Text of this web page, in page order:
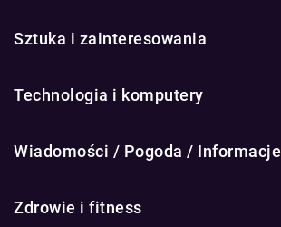
Sztuka i zainteresowania
Technologia i komputery
Wiadomości / Pogoda / Informacje
Zdrowie i fitness